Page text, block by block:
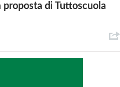
proposta di Tuttoscuola